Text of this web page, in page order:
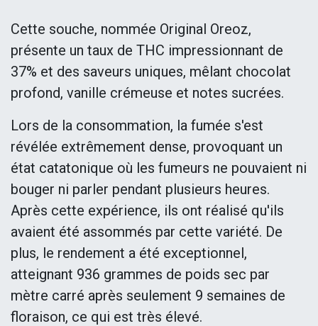
Cette souche, nommée Original Oreoz,
présente un taux de THC impressionnant de
37% et des saveurs uniques, mêlant chocolat
profond, vanille crémeuse et notes sucrées.
Lors de la consommation, la fumée s'est
révélée extrêmement dense, provoquant un
état catatonique où les fumeurs ne pouvaient ni
bouger ni parler pendant plusieurs heures.
Après cette expérience, ils ont réalisé qu'ils
avaient été assommés par cette variété. De
plus, le rendement a été exceptionnel,
atteignant 936 grammes de poids sec par
mètre carré après seulement 9 semaines de
floraison, ce qui est très élevé.